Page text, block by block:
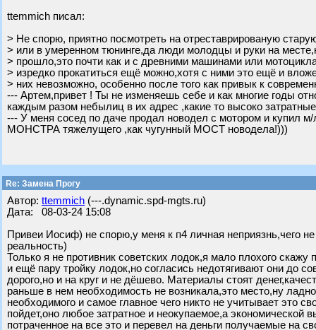
ttemmich писал:
> Не спорю, приятно посмотреть на отреставрированую
> или в умеренном тюнинге,да люди молодцы и руки на
> прошло,это почти как и с древними машинами или
> изредко прокатиться ещё можно,хотя с ними это ещё и
> них невозможно, особенно после того как привык к
--- Артем,привет ! Ты не изменяешь себе и как многие годы
каждым разом небылиц в их адрес ,какие то высоко
--- У меня сосед по даче продал новодел с мотором и купил
МОНСТРА тяжелущего ,как чугунный МОСТ новодела!)))
Re: Замена Прогу
Автор: ttemmich (---.dynamic.spd-mgts.ru)
Дата: 08-03-24 15:08
Привеи Иосиф) не спорю,у меня к п4 личная неприязнь,чего
реальность)
Только я не противник советских лодок,я мало плохого скажу
и ещё пару тройку лодок,но согласись недотягивают они до
дорого,но и на круг и не дёшево. Материалы стоят
раньше в нем необходимость не возникала,это место,ну
необходимого и самое главное чего никто не учитывает это
пойдет,оно любое затратное и неокупаемое,а экономической
потраченное на все это и перевел на деньги получаемые на